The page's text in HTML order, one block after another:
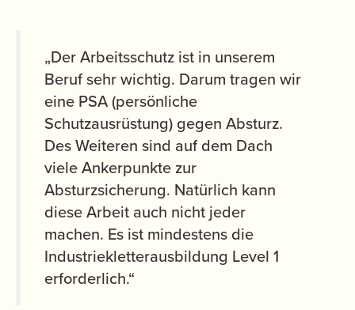
„Der Arbeitsschutz ist in unserem
Beruf sehr wichtig. Darum tragen wir
eine PSA (persönliche
Schutzausrüstung) gegen Absturz.
Des Weiteren sind auf dem Dach
viele Ankerpunkte zur
Absturzsicherung. Natürlich kann
diese Arbeit auch nicht jeder
machen. Es ist mindestens die
Industriekletterausbildung Level 1
erforderlich.“